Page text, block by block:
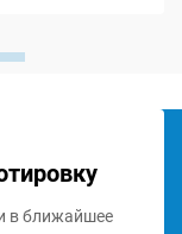
в ближайшее